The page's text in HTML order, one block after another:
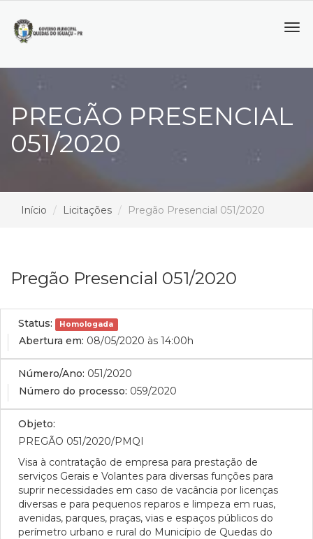
PREGÃO PRESENCIAL
051/2020
Início Licitações Pregão Presencial 051/2020
Pregão Presencial 051/2020
Status: Homologada
Abertura em: 08/05/2020 às 14:00h
Número/Ano: 051/2020
Número do processo: 059/2020
Objeto:
PREGÃO 051/2020/PMQI
Visa à contratação de empresa para prestação de
serviços Gerais e Volantes para diversas funções para
suprir necessidades em caso de vacância por licenças
diversas e para pequenos reparos e limpeza em ruas,
avenidas, parques, praças, vias e espaços públicos do
perímetro urbano e rural do Município de Quedas do